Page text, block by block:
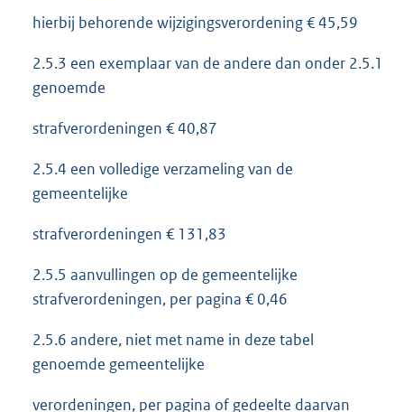
hierbij behorende wijzigingsverordening € 45,59
2.5.3 een exemplaar van de andere dan onder 2.5.1
genoemde
strafverordeningen € 40,87
2.5.4 een volledige verzameling van de
gemeentelijke
strafverordeningen € 131,83
2.5.5 aanvullingen op de gemeentelijke
strafverordeningen, per pagina € 0,46
2.5.6 andere, niet met name in deze tabel
genoemde gemeentelijke
verordeningen, per pagina of gedeelte daarvan